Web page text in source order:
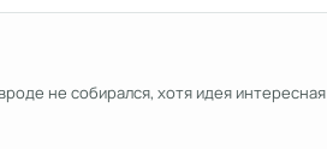
не собирался, хотя идея интересная